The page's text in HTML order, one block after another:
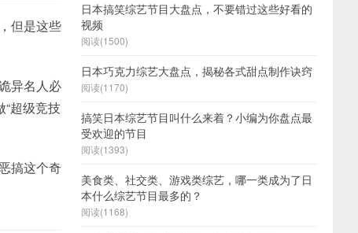
但是这些
异名人必
超级竞技
搞这个奇
日本搞笑综艺节目大盘点，不要错过这些好看的
视频
阅读(1500)
日本巧克力综艺大盘点，揭秘各式甜点制作诀窍
阅读(1170)
搞笑日本综艺节目叫什么来着？小编为你盘点最
受欢迎的节目
阅读(1393)
美食类、社交类、游戏类综艺，哪一类成为了日
本什么综艺节目最多的？
阅读(1168)